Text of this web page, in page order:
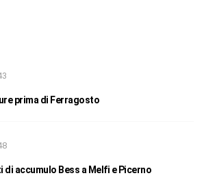
prima di Ferragosto
di accumulo Bess a Melfi e Picerno